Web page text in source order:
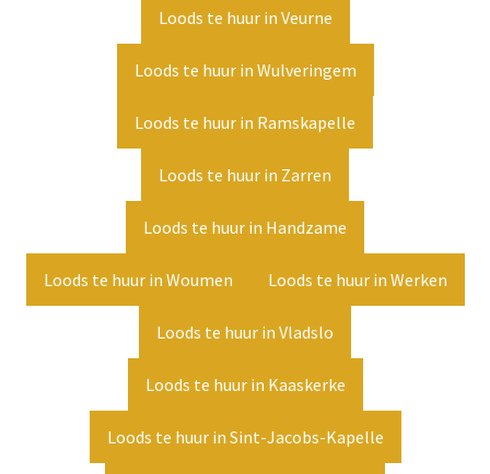
Loods te huur in Veurne
Loods te huur in Wulveringem
Loods te huur in Ramskapelle
Loods te huur in Zarren
Loods te huur in Handzame
Loods te huur in Woumen Loods te huur in Werken
Loods te huur in Vladslo
Loods te huur in Kaaskerke
Loods te huur in Sint-Jacobs-Kapelle